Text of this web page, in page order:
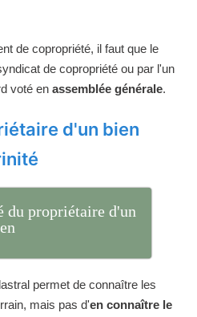
de copropriété, il faut que le
de copropriété ou par l'un
voté en assemblée générale.
d'un bien
du propriétaire d'un
permet de connaître les
mais pas d'en connaître le